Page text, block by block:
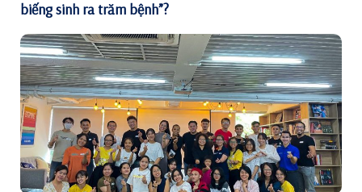
biếng sinh ra trăm bệnh”?